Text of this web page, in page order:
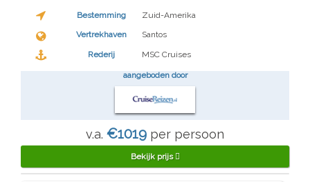
Bestemming Zuid-Amerika
Vertrekhaven Santos
Rederij MSC Cruises
aangeboden door
v.a. €1019 per persoon
Bekijk prijs